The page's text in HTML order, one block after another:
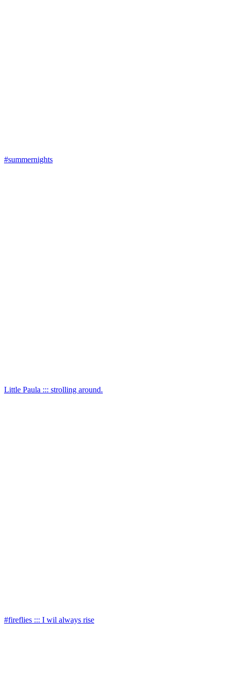
#summernights
Little Paula ::: strolling around.
#fireflies ::: I wil always rise